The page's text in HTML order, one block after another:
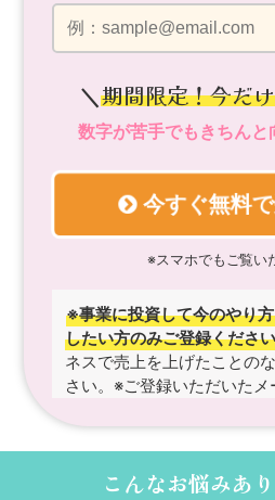
＼期間限定！今だ
数字が苦手でもきちん
今すぐ無料
※スマホでもご覧い
※事業に投資して今のやり
したい方のみご登録くださ
ネスで売上を上げたことの
さい。 ※ご登録いただいた
プライバシーポリシーに基
します。※成果には個人差
保証するものではありませ
こんなお悩みあ